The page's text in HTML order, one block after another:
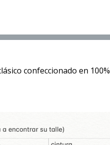
confeccionado en 100%